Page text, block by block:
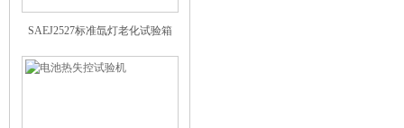
SAEJ2527标准氙灯老化试验箱